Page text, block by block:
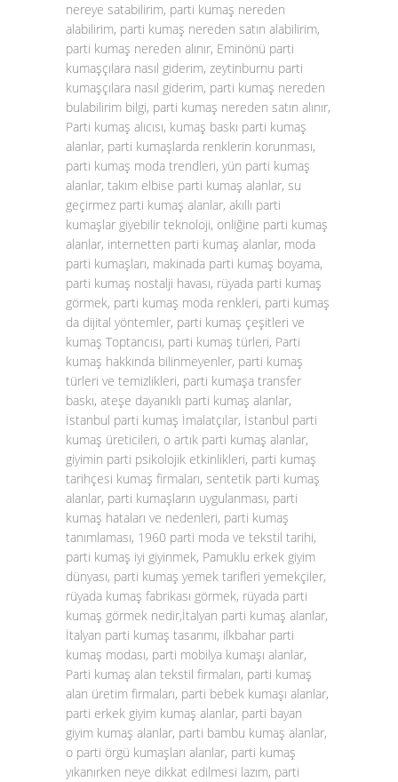
nereye satabilirim, parti kumaş nereden
alabilirim, parti kumaş nereden satın alabilirim,
parti kumaş nereden alınır, Eminönü parti
kumaşçılara nasıl giderim, zeytinburnu parti
kumaşçılara nasıl giderim, parti kumaş nereden
bulabilirim bilgi, parti kumaş nereden satın alınır,
Parti kumaş alıcısı, kumaş baskı parti kumaş
alanlar, parti kumaşlarda renklerin korunması,
parti kumaş moda trendleri, yün parti kumaş
alanlar, takım elbise parti kumaş alanlar, su
geçirmez parti kumaş alanlar, akıllı parti
kumaşlar giyebilir teknoloji, onliğine parti kumaş
alanlar, internetten parti kumaş alanlar, moda
parti kumaşları, makinada parti kumaş boyama,
parti kumaş nostalji havası, rüyada parti kumaş
görmek, parti kumaş moda renkleri, parti kumaş
da dijital yöntemler, parti kumaş çeşitleri ve
kumaş Toptancısı, parti kumaş türleri, Parti
kumaş hakkında bilinmeyenler, parti kumaş
türleri ve temizlikleri, parti kumaşa transfer
baskı, ateşe dayanıklı parti kumaş alanlar,
İstanbul parti kumaş İmalatçılar, İstanbul parti
kumaş üreticileri, o artık parti kumaş alanlar,
giyimin parti psikolojik etkinlikleri, parti kumaş
tarihçesi kumaş firmaları, sentetik parti kumaş
alanlar, parti kumaşların uygulanması, parti
kumaş hataları ve nedenleri, parti kumaş
tanımlaması, 1960 parti moda ve tekstil tarihi,
parti kumaş iyi giyinmek, Pamuklu erkek giyim
dünyası, parti kumaş yemek tarifleri yemekçiler,
rüyada kumaş fabrikası görmek, rüyada parti
kumaş görmek nedir,İtalyan parti kumaş alanlar,
İtalyan parti kumaş tasarımı, ilkbahar parti
kumaş modası, parti mobilya kumaşı alanlar,
Parti kumaş alan tekstil firmaları, parti kumaş
alan üretim firmaları, parti bebek kumaşı alanlar,
parti erkek giyim kumaş alanlar, parti bayan
giyim kumaş alanlar, parti bambu kumaş alanlar,
o parti örgü kumaşları alanlar, parti kumaş
yıkanırken neye dikkat edilmesi lazım, parti